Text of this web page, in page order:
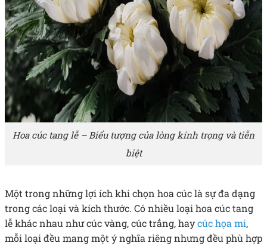
Hoa cúc tang lễ – Biểu tượng của lòng kính trọng và tiễn
biệt
Một trong những lợi ích khi chọn hoa cúc là sự đa dạng
trong các loại và kích thước. Có nhiều loại hoa cúc tang
lễ khác nhau như cúc vàng, cúc trắng, haycúc họa mi,
mỗi loại đều mang một ý nghĩa riêng nhưng đều phù hợp